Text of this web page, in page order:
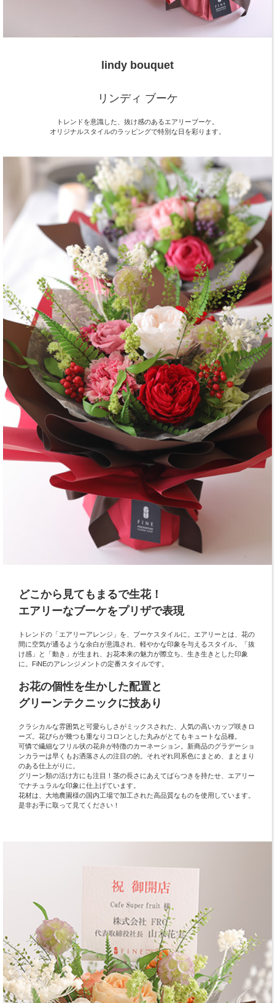
lindy bouquet
リンディ ブーケ
トレンドを意識した、抜け感のあるエアリーブーケ。
オリジナルスタイルのラッピングで特別な日を彩ります。
どこから見てもまるで生花！
エアリーなブーケをプリザで表現
トレンドの「エアリーアレンジ」を、ブーケスタイルに。エアリーとは、花の
間に空気が通るような余白が意識され、軽やかな印象を与えるスタイル。「抜
け感」と「動き」が生まれ、お花本来の魅力が際立ち、生き生きとした印象
に。FiNEのアレンジメントの定番スタイルです。
お花の個性を生かした配置と
グリーンテクニックに技あり
クラシカルな雰囲気と可愛らしさがミックスされた、人気の高いカップ咲きロ
ーズ。花びらが幾つも重なりコロンとした丸みがとてもキュートな品種。
可憐で繊細なフリル状の花弁が特徴のカーネーション。新商品のグラデーショ
ンカラーは早くもお洒落さんの注目の的。それぞれ同系色にまとめ、まとまり
のある仕上がりに。
グリーン類の活け方にも注目！茎の長さにあえてばらつきを持たせ、エアリー
でナチュラルな印象に仕上げています。
花材は、大地農園様の国内工場で加工された高品質なものを使用しています。
是非お手に取って見てください！